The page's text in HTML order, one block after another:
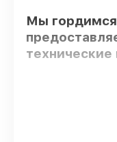
Мы
технические